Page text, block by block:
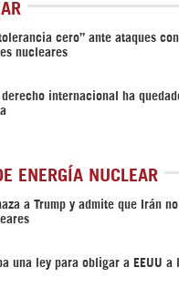
cero” ante ataques
nucleares
derecho internacional ha
ENERGÍA NUCLEAR
a Trump y admite que Irán
una ley para obligar a EEUU a